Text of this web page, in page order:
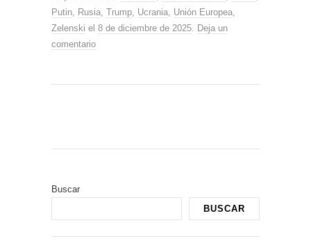
Putin
Rusia Trump Ucrania Unión Europea
Zelenski el 8 de diciembre de 2025
Deja un
comentario
Buscar
BUSCAR